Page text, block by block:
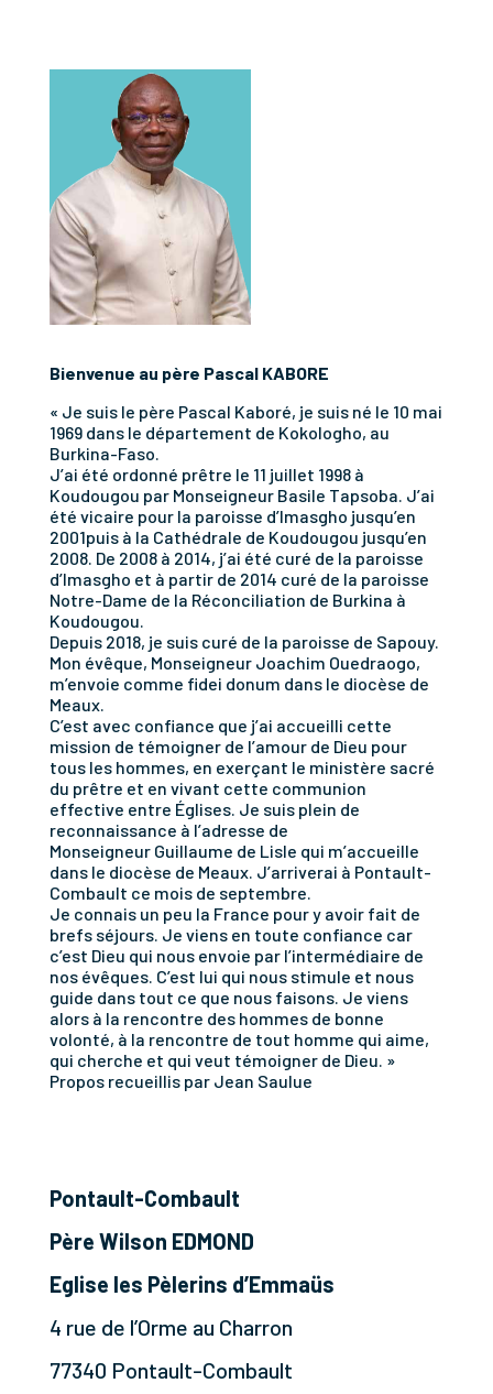
Bienvenue au père Pascal KABORE
« Je suis le père Pascal Kaboré, je suis né le 10 mai
1969 dans le département de Kokologho, au
Burkina-Faso.
J’ai été ordonné prêtre le 11 juillet 1998 à
Koudougou par Monseigneur Basile Tapsoba. J’ai
été vicaire pour la paroisse d’Imasgho jusqu’en
2001puis à la Cathédrale de Koudougou jusqu’en
2008. De 2008 à 2014, j’ai été curé de la paroisse
d’Imasgho et à partir de 2014 curé de la paroisse
Notre-Dame de la Réconciliation de Burkina à
Koudougou.
Depuis 2018, je suis curé de la paroisse de Sapouy.
Mon évêque, Monseigneur Joachim Ouedraogo,
m’envoie comme fidei donum dans le diocèse de
Meaux.
C’est avec confiance que j’ai accueilli cette
mission de témoigner de l’amour de Dieu pour
tous les hommes, en exerçant le ministère sacré
du prêtre et en vivant cette communion
effective entre Églises. Je suis plein de
reconnaissance à l’adresse de
Monseigneur Guillaume de Lisle qui m’accueille
dans le diocèse de Meaux. J’arriverai à Pontault-
Combault ce mois de septembre.
Je connais un peu la France pour y avoir fait de
brefs séjours. Je viens en toute confiance car
c’est Dieu qui nous envoie par l’intermédiaire de
nos évêques. C’est lui qui nous stimule et nous
guide dans tout ce que nous faisons. Je viens
alors à la rencontre des hommes de bonne
volonté, à la rencontre de tout homme qui aime,
qui cherche et qui veut témoigner de Dieu. »
Propos recueillis par Jean Saulue
Pontault-Combault
Père Wilson EDMOND
Eglise les Pèlerins d’Emmaüs
4 rue de l’Orme au Charron
77340 Pontault-Combault